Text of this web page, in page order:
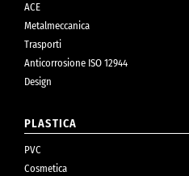
ACE
Metalmeccanica
Trasporti
Anticorrosione ISO 12944
Design
PLASTICA
PVC
Cosmetica